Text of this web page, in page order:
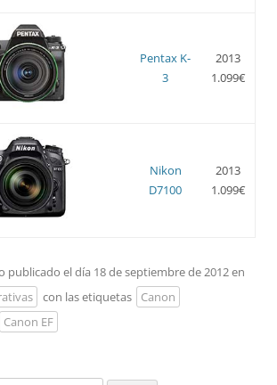
Pentax K-
3
2013
1.099€
Nikon
D7100
2013
1.099€
publicado el día 18 de septiembre de 2012 en
con las etiquetas
Canon
Canon EF